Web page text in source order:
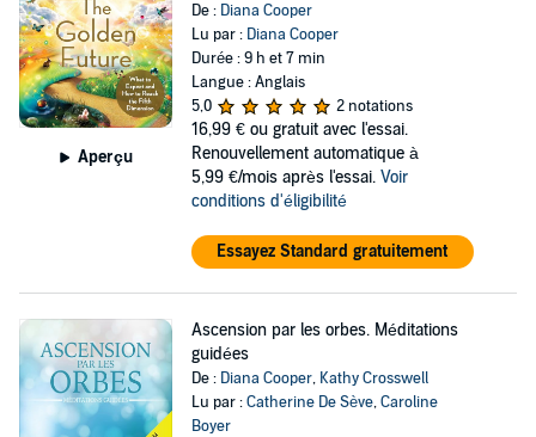
Aperçu
De : Diana Cooper
Lu par : Diana Cooper
Durée : 9 h et 7 min
Langue : Anglais
5,0
2 notations
16,99 € ou gratuit avec l'essai.
Renouvellement automatique à
5,99 €/mois après l'essai. Voir
conditions d'éligibilité
Essayez Standard gratuitement
Ascension par les orbes. Méditations
guidées
De : Diana Cooper, Kathy Crosswell
Lu par :Catherine De Sève,Caroline
Boyer